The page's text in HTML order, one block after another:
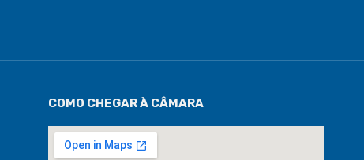
COMO CHEGAR À CÂMARA